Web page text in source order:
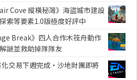
Cove 縱橫秘灣》海盜城市建設
索等要素1.0版極度好評中
Break》四人合作木筏舟動作
謎並救助掉隊隊友
化交易下週完成・沙地財團即將